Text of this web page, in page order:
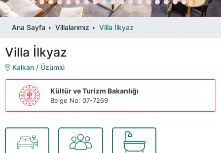
Ana Sayfa Villalarımız Villa İlkyaz
Villa İlkyaz
Kalkan / Üzümlü
Kültür ve Turizm Bakanlığı
Belge No: 07-7269